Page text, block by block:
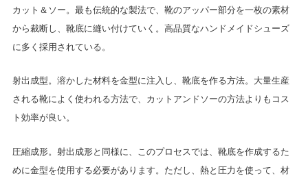
カット＆ソー。最も伝統的な製法で、靴のアッパー部分を一枚の素材
から裁断し、靴底に縫い付けていく。高品質なハンドメイドシューズ
に多く採用されている。
射出成型。溶かした材料を金型に注入し、靴底を作る方法。大量生産
される靴によく使われる方法で、カットアンドソーの方法よりもコス
ト効率が良い。
圧縮成形。射出成形と同様に、このプロセスでは、靴底を作成するた
めに金型を使用する必要があります。ただし、熱と圧力を使って、材